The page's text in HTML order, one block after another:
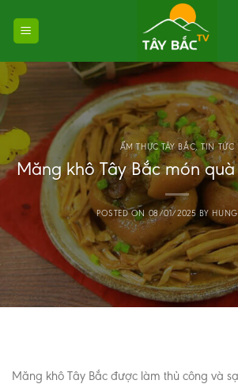
ẨM THỰC TÂY BẮC,TIN TỨC
Măng khô Tây Bắc món
POSTED ON 08/01/2025 BY
Măng khô Tây Bắc được làm thủ công và